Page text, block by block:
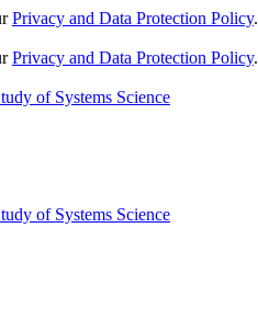
Privacy and Data Protection Policy.
Privacy and Data Protection Policy.